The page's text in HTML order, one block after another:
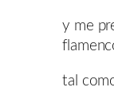
y me
tal